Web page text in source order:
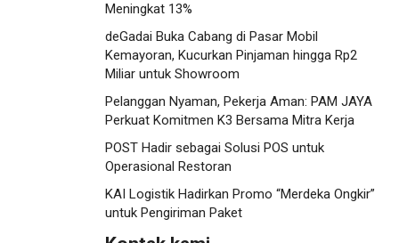
Meningkat 13%
deGadai Buka Cabang di Pasar Mobil
Kemayoran, Kucurkan Pinjaman hingga Rp2
Miliar untuk Showroom
Pelanggan Nyaman, Pekerja Aman: PAM JAYA
Perkuat Komitmen K3 Bersama Mitra Kerja
POST Hadir sebagai Solusi POS untuk
Operasional Restoran
KAI Logistik Hadirkan Promo “Merdeka Ongkir”
untuk Pengiriman Paket